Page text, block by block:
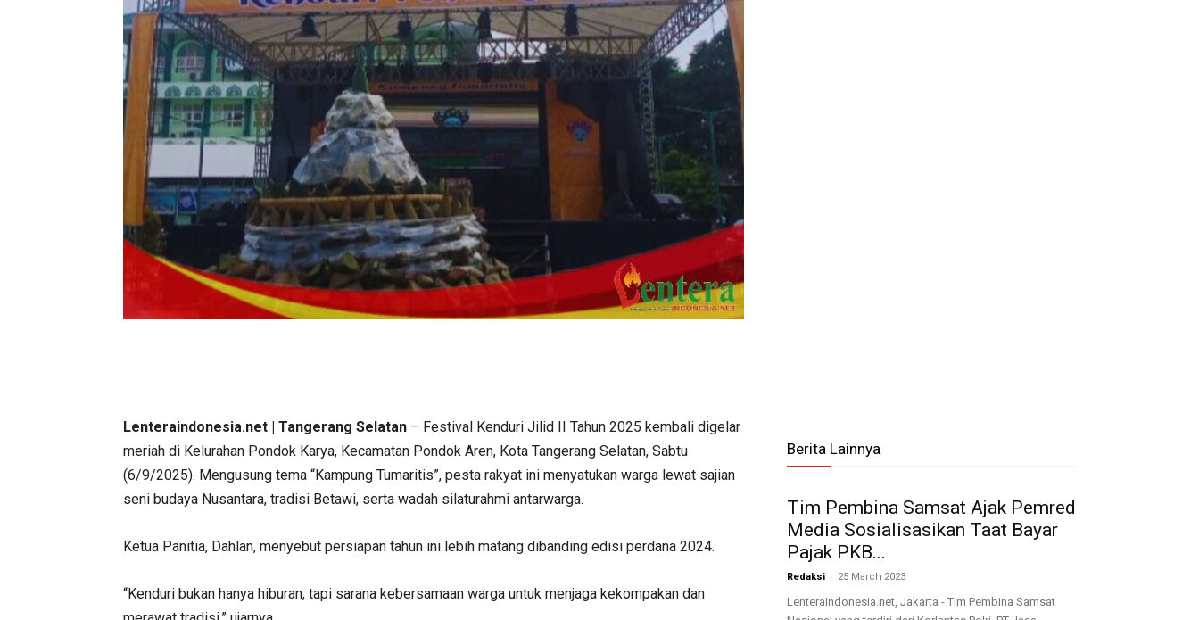
Lenteraindonesia.net | Tangerang Selatan – Festival Kenduri Jilid II Tahun 2025 kembali digelar
meriah di Kelurahan Pondok Karya, Kecamatan Pondok Aren, Kota Tangerang Selatan, Sabtu
(6/9/2025). Mengusung tema “Kampung Tumaritis”, pesta rakyat ini menyatukan warga lewat sajian
seni budaya Nusantara, tradisi Betawi, serta wadah silaturahmi antarwarga.
Ketua Panitia, Dahlan, menyebut persiapan tahun ini lebih matang dibanding edisi perdana 2024.
“Kenduri bukan hanya hiburan, tapi sarana kebersamaan warga untuk menjaga kekompakan dan
Berita Lainnya
Tim Pembina Samsat Ajak Pemred
Media Sosialisasikan Taat Bayar
Pajak PKB...
Redaksi - 25 March 2023
Lenteraindonesia.net, Jakarta - Tim Pembina Samsat